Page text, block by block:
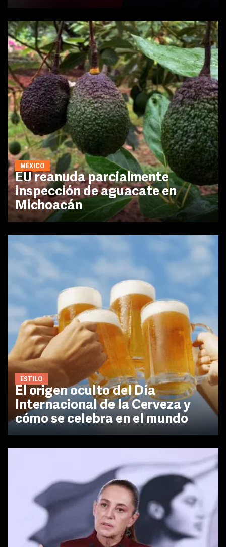
MÉXICO
EU reanuda parcialmente
inspección de aguacate en
Michoacán
ESTILO
El origen oculto del Día
Internacional de la Cerveza y
cómo se celebra en el mundo